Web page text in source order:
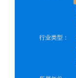
行业类型：